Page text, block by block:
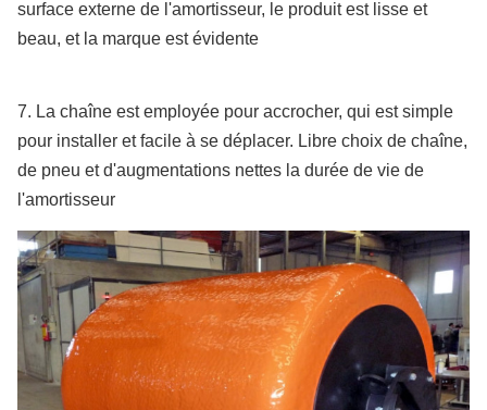
3000×5000L
Ø
3000 6000
Ø
3300×6500L
3300 6500 2950 2245
4500×9000L
surface externe de l'amortisseur, le produit est lisse et
beau, et la marque est évidente
7. La chaîne est employée pour accrocher, qui est simple
pour installer et facile à se déplacer. Libre choix de chaîne,
de pneu et d'augmentations nettes la durée de vie de
l'amortisseur